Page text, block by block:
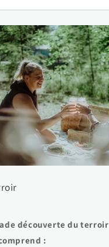
découverte du terroir
: